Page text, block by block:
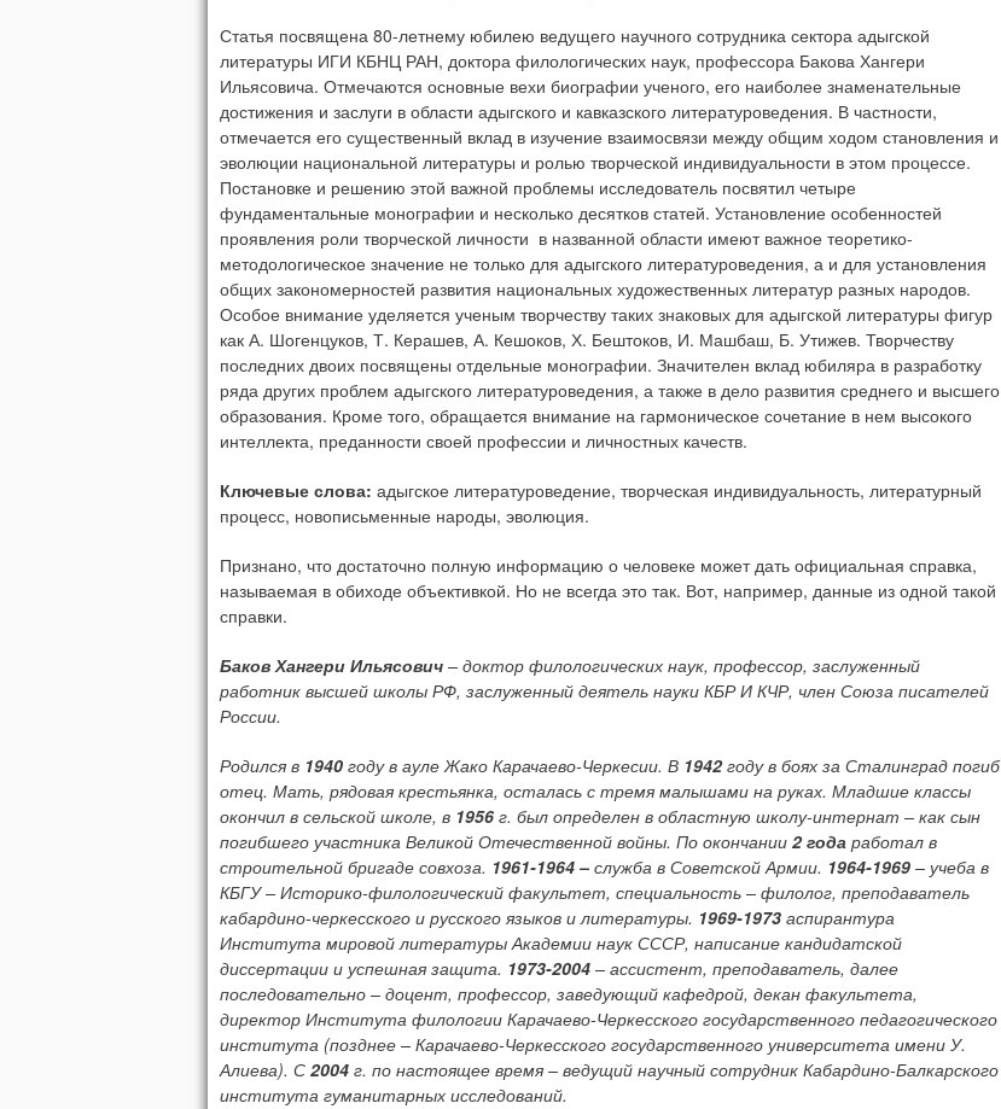
Статья посвящена 80-летнему юбилею ведущего научного сотрудника сектора адыгской
литературы ИГИ КБНЦ РАН, доктора филологических наук, профессора Бакова Хангери
Ильясовича. Отмечаются основные вехи биографии ученого, его наиболее знаменательные
достижения и заслуги в области адыгского и кавказского литературоведения. В частности,
отмечается его существенный вклад в изучение взаимосвязи между общим ходом становления и
эволюции национальной литературы и ролью творческой индивидуальности в этом процессе.
Постановке и решению этой важной проблемы исследователь посвятил четыре
фундаментальные монографии и несколько десятков статей. Установление особенностей
проявления роли творческой личности в названной области имеют важное теоретико-
методологическое значение не только для адыгского литературоведения, а и для установления
общих закономерностей развития национальных художественных литератур разных народов.
Особое внимание уделяется ученым творчеству таких знаковых для адыгской литературы фигур
как А. Шогенцуков, Т. Керашев, А. Кешоков, Х. Бештоков, И. Машбаш, Б. Утижев. Творчеству
последних двоих посвящены отдельные монографии. Значителен вклад юбиляра в разработку
ряда других проблем адыгского литературоведения, а также в дело развития среднего и высшего
образования. Кроме того, обращается внимание на гармоническое сочетание в нем высокого
интеллекта, преданности своей профессии и личностных качеств.
Ключевые слова: адыгское литературоведение, творческая индивидуальность, литературный
процесс, новописьменные народы, эволюция.
Признано, что достаточно полную информацию о человеке может дать официальная справка,
называемая в обиходе объективкой. Но не всегда это так. Вот, например, данные из одной такой
справки.
Баков Хангери Ильясович – доктор филологических наук, профессор, заслуженный
работник высшей школы РФ, заслуженный деятель науки КБР И КЧР, член Союза писателей
России.
Родился в 1940 году в ауле Жако Карачаево-Черкесии. В 1942году в боях за Сталинград погиб
отец. Мать, рядовая крестьянка, осталась с тремя малышами на руках. Младшие классы
окончил в сельской школе, в 1956 г. был определен в областную школу-интернат – как сын
погибшего участника Великой Отечественной войны. По окончании 2 года работал в
строительной бригаде совхоза. 1961-1964 – служба в Советской Армии. 1964-1969 – учеба в
КБГУ – Историко-филологический факультет, специальность – филолог, преподаватель
кабардино-черкесского и русского языков и литературы. 1969-1973 аспирантура
Института мировой литературы Академии наук СССР, написание кандидатской
диссертации и успешная защита. 1973-2004 – ассистент, преподаватель, далее
последовательно – доцент, профессор, заведующий кафедрой, декан факультета,
директор Института филологии Карачаево-Черкесского государственного педагогического
института (позднее – Карачаево-Черкесского государственного университета имени У.
Алиева). С 2004 г. по настоящее время – ведущий научный сотрудник Кабардино-Балкарского
института гуманитарных исследований.